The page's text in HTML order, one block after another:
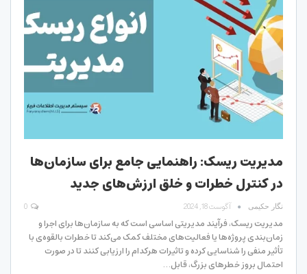
مدیریت ریسک: راهنمایی جامع برای سازمان‌ها
در کنترل خطرات و خلق ارزش‌های جدید
نگار حکیمی آگوست 18, 2024
مدیریت ریسک، فرآیند مدیریتی اساسی است که به سازمان‌ها برای اجرا و
زمان‌بندی پروژه‌ها یا فعالیت‌های مختلف کمک می‌کند تا خطرات بالقوه‌ی با
تأثیر منفی را شناسایی کرده و تاثیرات هرکدام را ارزیابی کنند تا در صورت
احتمال بروز خطرهای بزرگ، قابل…